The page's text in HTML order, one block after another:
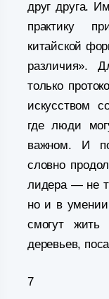
друг друга.
практику
китайской
различия».
только
искусством
где люди
важном. И
словно
лидера — не
но и в умении
смогут жить
деревьев,
7